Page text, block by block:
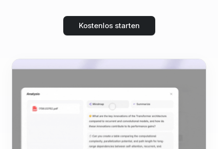
Kostenlos starten